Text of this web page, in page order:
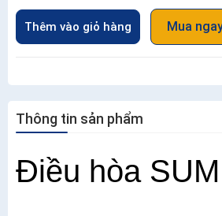
Thêm vào giỏ hàng Mua
Thông tin sản phẩm
Điều hòa